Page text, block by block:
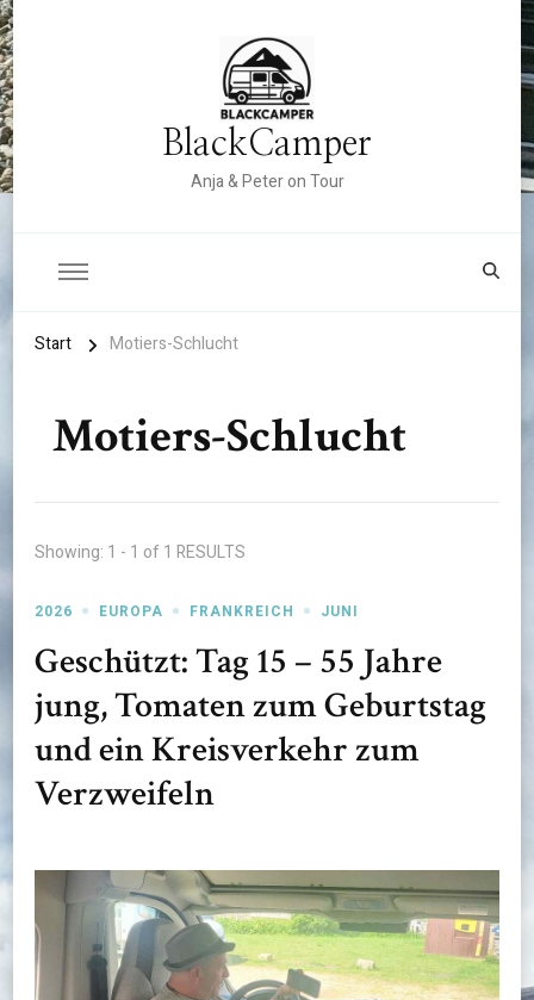
BlackCamper
Anja & Peter on Tour
Start Motiers-Schlucht
Motiers-Schlucht
Showing: 1 - 1 of 1 RESULTS
2026 EUROPA FRANKREICH JUNI
Geschützt: Tag 15 – 55 Jahre
jung, Tomaten zum Geburtstag
und ein Kreisverkehr zum
Verzweifeln